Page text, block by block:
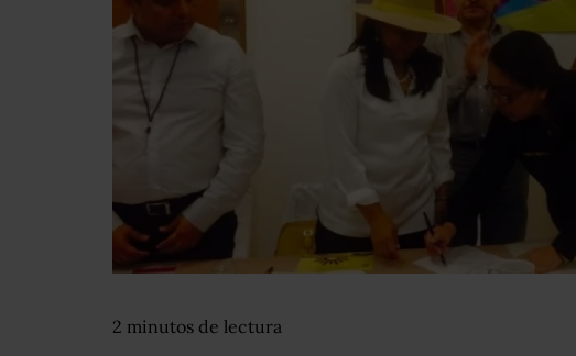
2 minutos de lectura